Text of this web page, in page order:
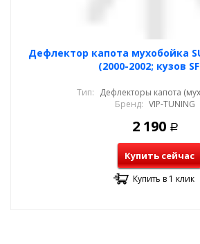
Дефлектор капота мухобойка
(2000-2002; кузов
Тип: Дефлекторы капота
Бренд: VIP-TUNING
2 190 Р
Купить сейчас
Купить в 1 клик